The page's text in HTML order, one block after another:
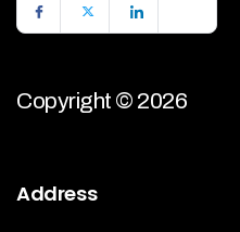
Copyright © 2026
Address